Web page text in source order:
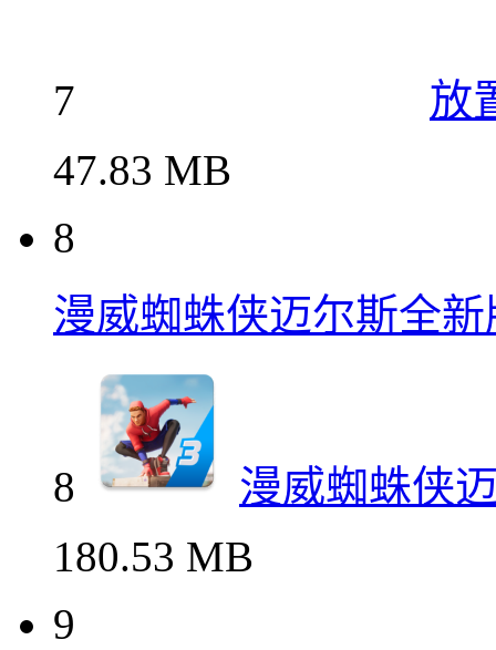
7
放
47.83 MB
8
漫威蜘蛛侠迈尔斯全
8
漫威蜘蛛侠
180.53 MB
9